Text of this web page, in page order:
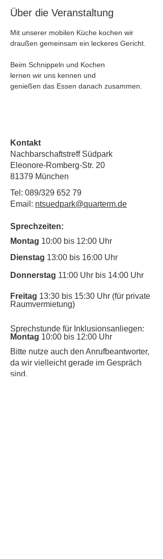
Über die Veranstaltung
Mit unserer mobilen Küche kochen wir
draußen gemeinsam ein leckeres Gericht.
Beim Schnippeln und Kochen
lernen wir uns kennen und
genießen das Essen danach zusammen.
Kontakt
Nachbarschaftstreff Südpark
Eleonore-Romberg-Str. 20
81379 München
Tel: 089/329 652 79
Email: ntsuedpark@quarterm.de
Sprechzeiten:
Montag 10:00 bis 12:00 Uhr
Dienstag 13:00 bis 16:00 Uhr
Donnerstag 11:00 Uhr bis 14:00 Uhr
Freitag 13:30 bis 15:30 Uhr (für private
Raumvermietung)
Sprechstunde für Inklusionsanliegen:
Montag 10:00 bis 12:00 Uhr
​Bitte nutze auch den Anrufbeantworter,
da wir vielleicht gerade im Gespräch
sind.